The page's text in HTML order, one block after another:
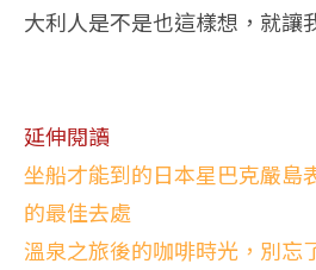
大利人是不是也這樣想，就讓
延伸閱讀
坐船才能到的日本星巴克嚴島
的最佳去處
溫泉之旅後的咖啡時光，別忘